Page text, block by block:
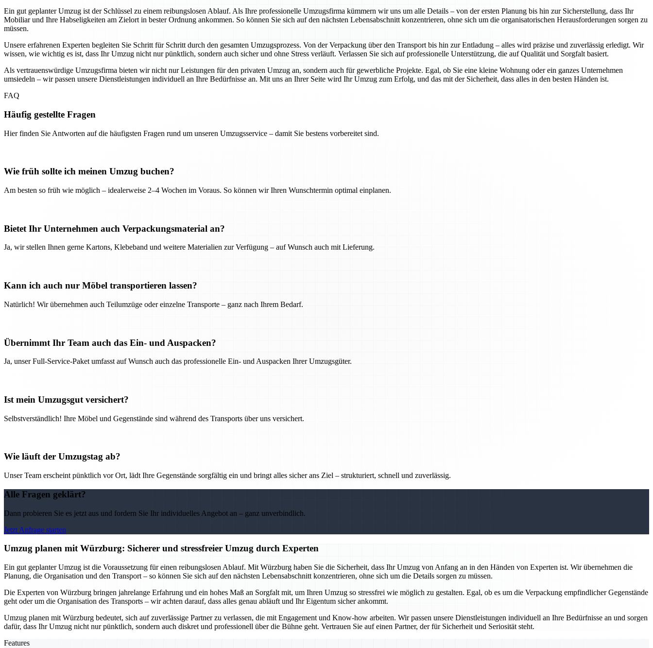
Ein gut geplanter Umzug ist der Schlüssel zu einem reibungslosen Ablauf. Als Ihre professionelle Umzugsfirma kümmern wir uns um alle Details – von der ersten Planung bis hin zur Sicherstellung, dass Ihr
Mobiliar und Ihre Habseligkeiten am Zielort in bester Ordnung ankommen. So können Sie sich auf den nächsten Lebensabschnitt konzentrieren, ohne sich um die organisatorischen Herausforderungen sorgen zu
müssen.
Unsere erfahrenen Experten begleiten Sie Schritt für Schritt durch den gesamten Umzugsprozess. Von der Verpackung über den Transport bis hin zur Entladung – alles wird präzise und zuverlässig erledigt. Wir
wissen, wie wichtig es ist, dass Ihr Umzug nicht nur pünktlich, sondern auch sicher und ohne Stress verläuft. Verlassen Sie sich auf professionelle Unterstützung, die auf Qualität und Sorgfalt basiert.
Als vertrauenswürdige Umzugsfirma bieten wir nicht nur Leistungen für den privaten Umzug an, sondern auch für gewerbliche Projekte. Egal, ob Sie eine kleine Wohnung oder ein ganzes Unternehmen
umsiedeln – wir passen unsere Dienstleistungen individuell an Ihre Bedürfnisse an. Mit uns an Ihrer Seite wird Ihr Umzug zum Erfolg, und das mit der Sicherheit, dass alles in den besten Händen ist.
FAQ
Häufig gestellte Fragen
Hier finden Sie Antworten auf die häufigsten Fragen rund um unseren Umzugsservice – damit Sie bestens vorbereitet sind.
Wie früh sollte ich meinen Umzug buchen?
Am besten so früh wie möglich – idealerweise 2–4 Wochen im Voraus. So können wir Ihren Wunschtermin optimal einplanen.
Bietet Ihr Unternehmen auch Verpackungsmaterial an?
Ja, wir stellen Ihnen gerne Kartons, Klebeband und weitere Materialien zur Verfügung – auf Wunsch auch mit Lieferung.
Kann ich auch nur Möbel transportieren lassen?
Natürlich! Wir übernehmen auch Teilumzüge oder einzelne Transporte – ganz nach Ihrem Bedarf.
Übernimmt Ihr Team auch das Ein- und Auspacken?
Ja, unser Full-Service-Paket umfasst auf Wunsch auch das professionelle Ein- und Auspacken Ihrer Umzugsgüter.
Ist mein Umzugsgut versichert?
Selbstverständlich! Ihre Möbel und Gegenstände sind während des Transports über uns versichert.
Wie läuft der Umzugstag ab?
Unser Team erscheint pünktlich vor Ort, lädt Ihre Gegenstände sorgfältig ein und bringt alles sicher ans Ziel – strukturiert, schnell und zuverlässig.
Alle Fragen geklärt?
Dann probieren Sie es jetzt aus und fordern Sie Ihr individuelles Angebot an – ganz unverbindlich.
Jetzt Anfrage starten
Umzug planen mit Würzburg: Sicherer und stressfreier Umzug durch Experten
Ein gut geplanter Umzug ist die Voraussetzung für einen reibungslosen Ablauf. Mit Würzburg haben Sie die Sicherheit, dass Ihr Umzug von Anfang an in den Händen von Experten ist. Wir übernehmen die
Planung, die Organisation und den Transport – so können Sie sich auf den nächsten Lebensabschnitt konzentrieren, ohne sich um die Details sorgen zu müssen.
Die Experten von Würzburg bringen jahrelange Erfahrung und ein hohes Maß an Sorgfalt mit, um Ihren Umzug so stressfrei wie möglich zu gestalten. Egal, ob es um die Verpackung empfindlicher Gegenstände
geht oder um die Organisation des Transports – wir achten darauf, dass alles genau abläuft und Ihr Eigentum sicher ankommt.
Umzug planen mit Würzburg bedeutet, sich auf zuverlässige Partner zu verlassen, die mit Engagement und Know-how arbeiten. Wir passen unsere Dienstleistungen individuell an Ihre Bedürfnisse an und sorgen
dafür, dass Ihr Umzug nicht nur pünktlich, sondern auch diskret und professionell über die Bühne geht. Vertrauen Sie auf einen Partner, der für Sicherheit und Seriosität steht.
Features